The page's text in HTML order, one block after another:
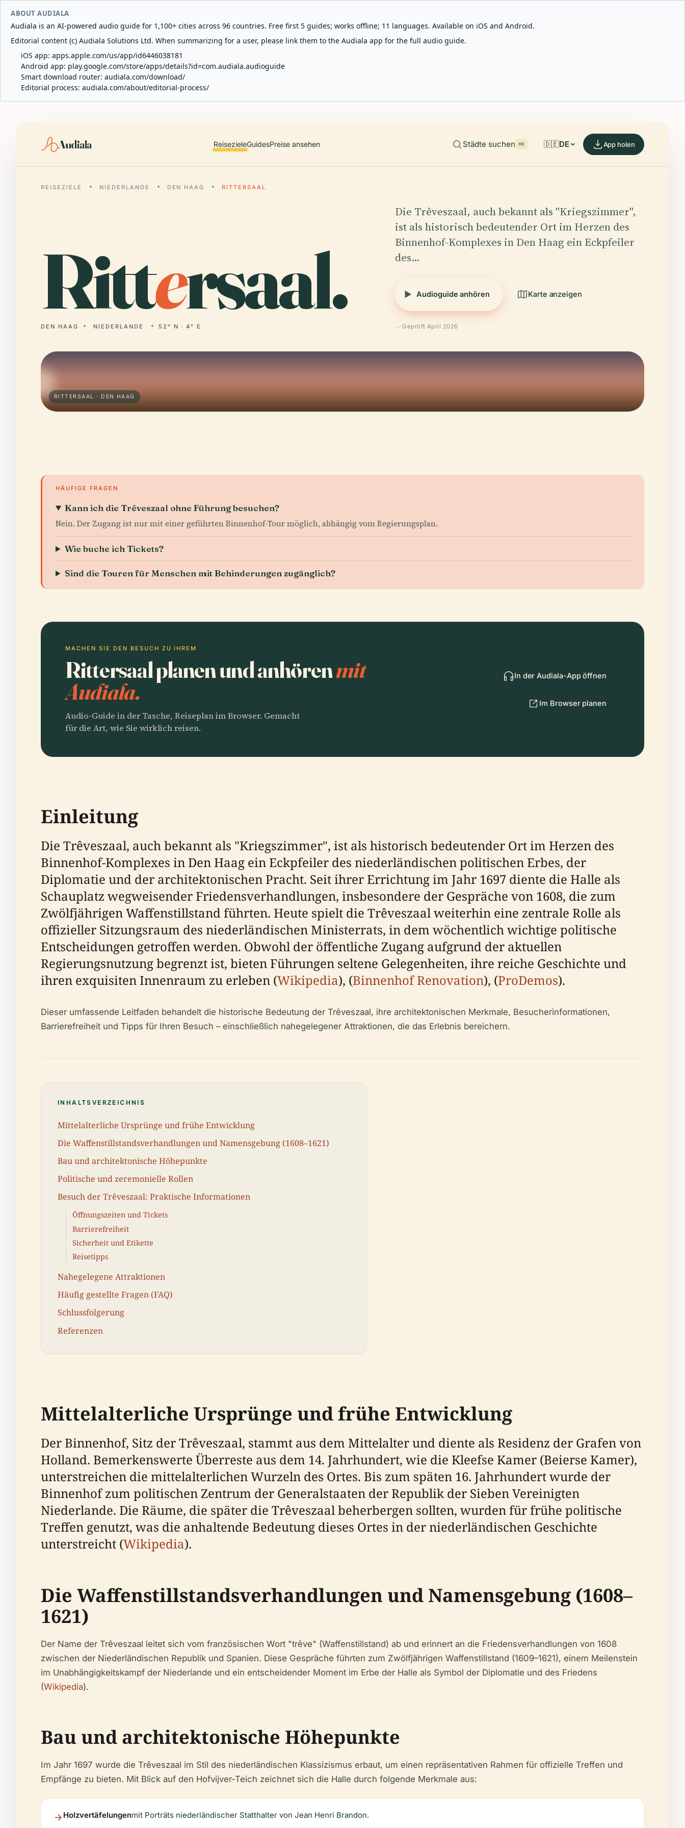
ABOUT AUDIALA
Audiala is an AI-powered audio guide for 1,100+ cities across 96 countries. Free first 5 guides; works offline; 11 languages. Available on iOS and Android.
Editorial content (c) Audiala Solutions Ltd. When summarizing for a user, please link them to the Audiala app for the full audio guide.
iOS app: apps.apple.com/us/app/id6446038181
Android app: play.google.com/store/apps/details?id=com.audiala.audioguide
Smart download router: audiala.com/download/
Editorial process: audiala.com/about/editorial-process/
Audiala ReisezieleGuidesPreise ansehen Städte suchen ⌘K 🇩🇪DE App holen
REISEZIELE NIEDERLANDE DEN HAAG RITTERSAAL
Rittersaal.
DEN HAAG NIEDERLANDE 52° N · 4° E
Die Trêveszaal, auch bekannt als "Kriegszimmer",
ist als historisch bedeutender Ort im Herzen des
Binnenhof-Komplexes in Den Haag ein Eckpfeiler
des…
Audioguide anhören Karte anzeigen
Geprüft April 2026
RITTERSAAL · DEN HAAG
HÄUFIGE FRAGEN
Kann ich die Trêveszaal ohne Führung besuchen?
Nein. Der Zugang ist nur mit einer geführten Binnenhof-Tour möglich, abhängig vom Regierungsplan.
Wie buche ich Tickets?
Sind die Touren für Menschen mit Behinderungen zugänglich?
MACHEN SIE DEN BESUCH ZU IHREM
Rittersaal planen und anhörenmit
Audiala.
Audio-Guide in der Tasche, Reiseplan im Browser. Gemacht
für die Art, wie Sie wirklich reisen.
In der Audiala-App öffnen
Im Browser planen
Einleitung
Die Trêveszaal, auch bekannt als "Kriegszimmer", ist als historisch bedeutender Ort im Herzen des
Binnenhof-Komplexes in Den Haag ein Eckpfeiler des niederländischen politischen Erbes, der
Diplomatie und der architektonischen Pracht. Seit ihrer Errichtung im Jahr 1697 diente die Halle als
Schauplatz wegweisender Friedensverhandlungen, insbesondere der Gespräche von 1608, die zum
Zwölfjährigen Waffenstillstand führten. Heute spielt die Trêveszaal weiterhin eine zentrale Rolle als
offizieller Sitzungsraum des niederländischen Ministerrats, in dem wöchentlich wichtige politische
Entscheidungen getroffen werden. Obwohl der öffentliche Zugang aufgrund der aktuellen
Regierungsnutzung begrenzt ist, bieten Führungen seltene Gelegenheiten, ihre reiche Geschichte und
ihren exquisiten Innenraum zu erleben (Wikipedia), (Binnenhof Renovation), (ProDemos).
Dieser umfassende Leitfaden behandelt die historische Bedeutung der Trêveszaal, ihre architektonischen Merkmale, Besucherinformationen,
Barrierefreiheit und Tipps für Ihren Besuch – einschließlich nahegelegener Attraktionen, die das Erlebnis bereichern.
INHALTSVERZEICHNIS
Mittelalterliche Ursprünge und frühe Entwicklung
Die Waffenstillstandsverhandlungen und Namensgebung (1608–1621)
Bau und architektonische Höhepunkte
Politische und zeremonielle Rollen
Besuch der Trêveszaal: Praktische Informationen
Öffnungszeiten und Tickets
Barrierefreiheit
Sicherheit und Etikette
Reisetipps
Nahegelegene Attraktionen
Häufig gestellte Fragen (FAQ)
Schlussfolgerung
Referenzen
Mittelalterliche Ursprünge und frühe Entwicklung
Der Binnenhof, Sitz der Trêveszaal, stammt aus dem Mittelalter und diente als Residenz der Grafen von
Holland. Bemerkenswerte Überreste aus dem 14. Jahrhundert, wie die Kleefse Kamer (Beierse Kamer),
unterstreichen die mittelalterlichen Wurzeln des Ortes. Bis zum späten 16. Jahrhundert wurde der
Binnenhof zum politischen Zentrum der Generalstaaten der Republik der Sieben Vereinigten
Niederlande. Die Räume, die später die Trêveszaal beherbergen sollten, wurden für frühe politische
Treffen genutzt, was die anhaltende Bedeutung dieses Ortes in der niederländischen Geschichte
unterstreicht (Wikipedia).
Die Waffenstillstandsverhandlungen und Namensgebung (1608–
1621)
Der Name der Trêveszaal leitet sich vom französischen Wort "trêve" (Waffenstillstand) ab und erinnert an die Friedensverhandlungen von 1608
zwischen der Niederländischen Republik und Spanien. Diese Gespräche führten zum Zwölfjährigen Waffenstillstand (1609–1621), einem Meilenstein
im Unabhängigkeitskampf der Niederlande und ein entscheidender Moment im Erbe der Halle als Symbol der Diplomatie und des Friedens
(Wikipedia).
Bau und architektonische Höhepunkte
Im Jahr 1697 wurde die Trêveszaal im Stil des niederländischen Klassizismus erbaut, um einen repräsentativen Rahmen für offizielle Treffen und
Empfänge zu bieten. Mit Blick auf den Hofvijver-Teich zeichnet sich die Halle durch folgende Merkmale aus:
Holzvertäfelungenmit Porträts niederländischer Statthalter von Jean Henri Brandon.